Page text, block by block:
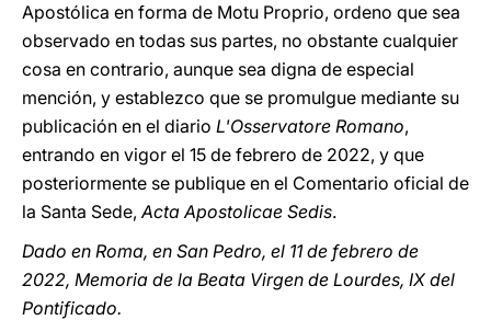
Apostólica en forma de Motu Proprio, ordeno que sea
observado en todas sus partes, no obstante cualquier
cosa en contrario, aunque sea digna de especial
mención, y establezco que se promulgue mediante su
publicación en el diario L'Osservatore Romano,
entrando en vigor el 15 de febrero de 2022, y que
posteriormente se publique en el Comentario oficial de
la Santa Sede,Acta Apostolicae Sedis.
Dado en Roma, en San Pedro, el 11 de febrero de
2022, Memoria de la Beata Virgen de Lourdes, IX del
Pontificado.